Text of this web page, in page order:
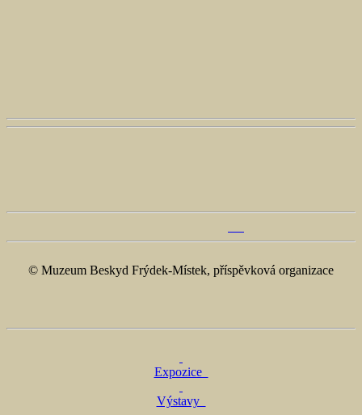
© Muzeum Beskyd Frýdek-Místek, příspěvková organizace
Expozice
Výstavy